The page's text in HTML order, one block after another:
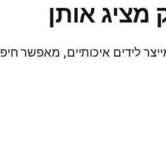
מציג אותן
לידים איכותיים, מאפשר